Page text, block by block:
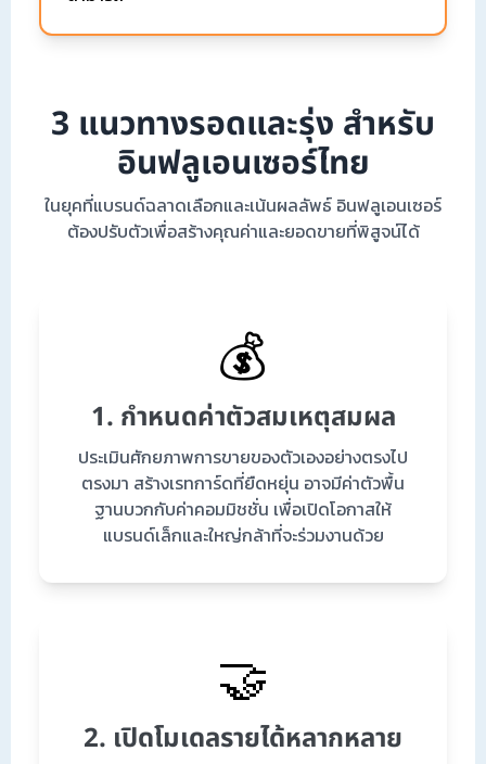
3 แนวทางรอดและรุ่ง สำหรับ
อินฟลูเอนเซอร์ไทย
ในยุคที่แบรนด์ฉลาดเลือกและเน้นผลลัพธ์ อินฟลูเอนเซอร์
ต้องปรับตัวเพื่อสร้างคุณค่าและยอดขายที่พิสูจน์ได้
💰
1. กำหนดค่าตัวสมเหตุสมผล
ประเมินศักยภาพการขายของตัวเองอย่างตรงไป
ตรงมา สร้างเรทการ์ดที่ยืดหยุ่น อาจมีค่าตัวพื้น
ฐานบวกกับค่าคอมมิชชั่น เพื่อเปิดโอกาสให้
แบรนด์เล็กและใหญ่กล้าที่จะร่วมงานด้วย
🤝
2. เปิดโมเดลรายได้หลากหลาย